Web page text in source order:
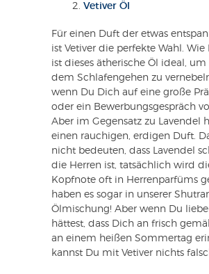
Vetiver Öl
Für einen Duft der etwas
ist Vetiver die perfekte Wahl. Wie
ist dieses ätherische Öl ideal, um
dem Schlafengehen zu
wenn Du Dich auf eine große
oder ein Bewerbungsgespräch
Aber im Gegensatz zu Lavendel
einen rauchigen, erdigen Duft.
nicht bedeuten, dass Lavendel
die Herren ist, tatsächlich wird
Kopfnote oft in Herrenparfüms
haben es sogar in unserer
Ölmischung! Aber wenn Du
hättest, dass Dich an frisch
an einem heißen Sommertag
kannst Du mit Vetiver nichts